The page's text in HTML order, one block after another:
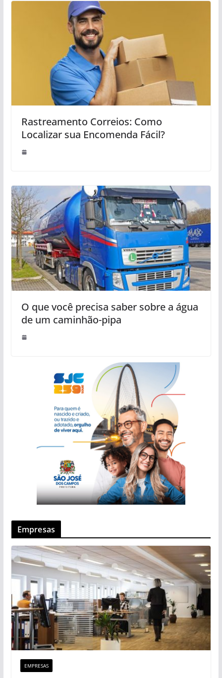
Rastreamento Correios: Como
Localizar sua Encomenda Fácil?
O que você precisa saber sobre a água
de um caminhão-pipa
Empresas
EMPRESAS